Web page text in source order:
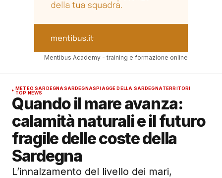
Mentibus Academy - training e formazione online
METEO SARDEGNA SARDEGNASPIAGGE DELLA SARDEGNATERRITORI
TOP NEWS
Quando il mare avanza:
calamità naturali e il futuro
fragile delle coste della
Sardegna
L’innalzamento del livello dei mari,